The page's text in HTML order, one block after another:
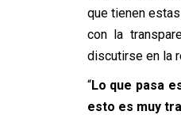
que tienen
con la
discutirse en la
“Lo que pasa
esto es muy